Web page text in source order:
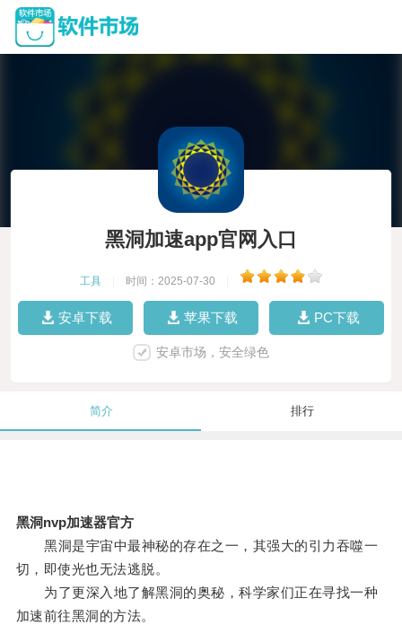
黑洞加速app官网入口
工具 时间：2025-07-30
安卓下载 苹果下载 PC下载
安卓市场，安全绿色
简介 排行
黑洞nvp加速器官方
黑洞是宇宙中最神秘的存在之一，其强大的引力吞噬一
切，即使光也无法逃脱。
为了更深入地了解黑洞的奥秘，科学家们正在寻找一种
加速前往黑洞的方法。